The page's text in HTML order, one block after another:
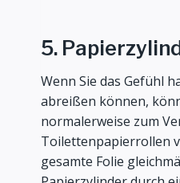
5.
Wenn Sie das Gefühl
abreißen können,
normalerweise zum
Toilettenpapierrollen
gesamte Folie